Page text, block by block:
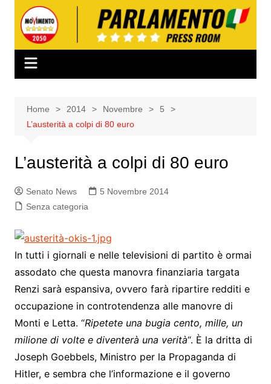
contenuto
Home 2014 Novembre
5
L’austerità a colpi di 80 euro
L’austerità a colpi di 80 euro
Senato News
5 Novembre 2014
Senza categoria
In tutti i giornali e nelle televisioni di partito è ormai
assodato che questa manovra finanziaria targata
Renzi sarà espansiva, ovvero farà ripartire redditi e
occupazione in controtendenza alle manovre di
Monti e Letta. “Ripetete una bugia cento, mille, un
milione di volte e diventerà una verità“. È la dritta di
Joseph Goebbels, Ministro per la Propaganda di
Hitler, e sembra che l’informazione e il governo